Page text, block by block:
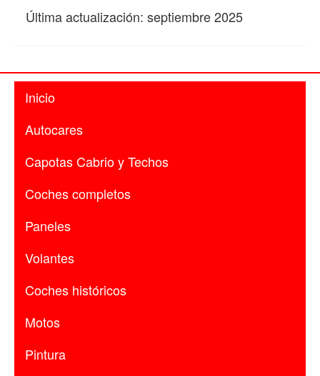
Última actualización: septiembre 2025
Inicio
Autocares
Capotas Cabrio y Techos
Coches completos
Paneles
Volantes
Coches históricos
Motos
Pintura